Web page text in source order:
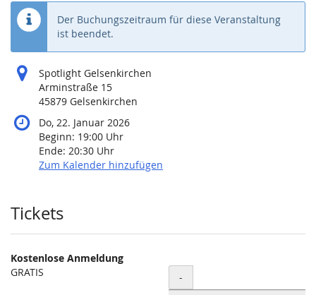
Der Buchungszeitraum für diese Veranstaltung
ist beendet.
Spotlight Gelsenkirchen
Arminstraße 15
45879 Gelsenkirchen
Do, 22. Januar 2026
Beginn: 19:00 Uhr
Ende: 20:30 Uhr
Zum Kalender hinzufügen
Produkte
Tickets
Kostenlose Anmeldung
GRATIS
Menge
-